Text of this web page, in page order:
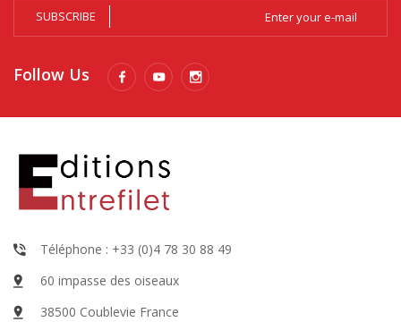
SUBSCRIBE
Follow Us
Téléphone : +33 (0)4 78 30 88 49
60 impasse des oiseaux
38500 Coublevie France